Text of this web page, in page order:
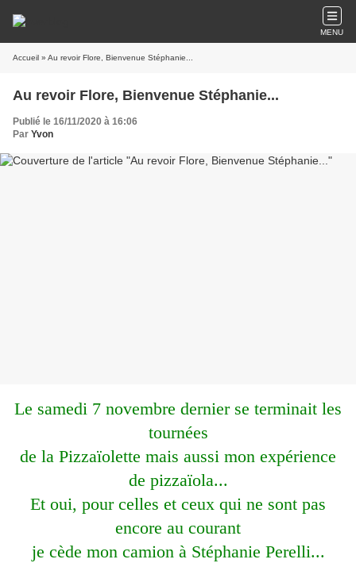
MENU
Accueil » Au revoir Flore, Bienvenue Stéphanie...
Au revoir Flore, Bienvenue Stéphanie...
Publié le 16/11/2020 à 16:06
Par Yvon
Le samedi 7 novembre dernier se terminait les
tournées
de la Pizzaïolette mais aussi mon expérience
de pizzaïola...
Et oui, pour celles et ceux qui ne sont pas
encore au courant
je cède mon camion à Stéphanie Perelli...